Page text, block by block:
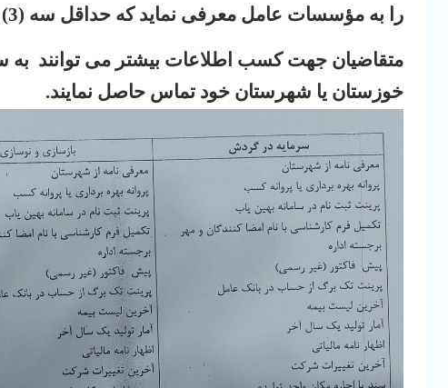
را به مؤسسات عامل معرفی نماید که حداقل سه (3) مورد از اولویتهای فوق را داشته باشند
متقاضیان جهت کسب اطلاعات بیشتر می توانند
خوزستان یا شهرستان خود تماس حاصل نمایند.